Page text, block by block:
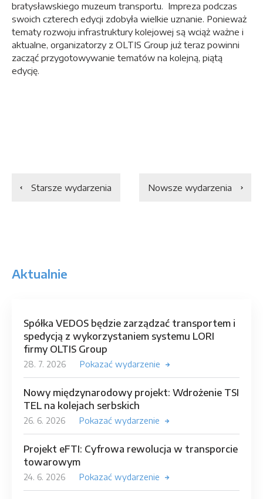
bratysławskiego muzeum transportu. Impreza podczas
swoich czterech edycji zdobyła wielkie uznanie. Ponieważ
tematy rozwoju infrastruktury kolejowej są wciąż ważne i
aktualne, organizatorzy z OLTIS Group już teraz powinni
zacząć przygotowywanie tematów na kolejną, piątą
edycję.
Starsze wydarzenia Nowsze wydarzenia
Aktualnie
Spółka VEDOS będzie zarządzać transportem i
spedycją z wykorzystaniem systemu LORI
firmy OLTIS Group
28. 7. 2026 Pokazać wydarzenie
Nowy międzynarodowy projekt: Wdrożenie TSI
TEL na kolejach serbskich
26. 6. 2026 Pokazać wydarzenie
Projekt eFTI: Cyfrowa rewolucja w transporcie
towarowym
24. 6. 2026 Pokazać wydarzenie